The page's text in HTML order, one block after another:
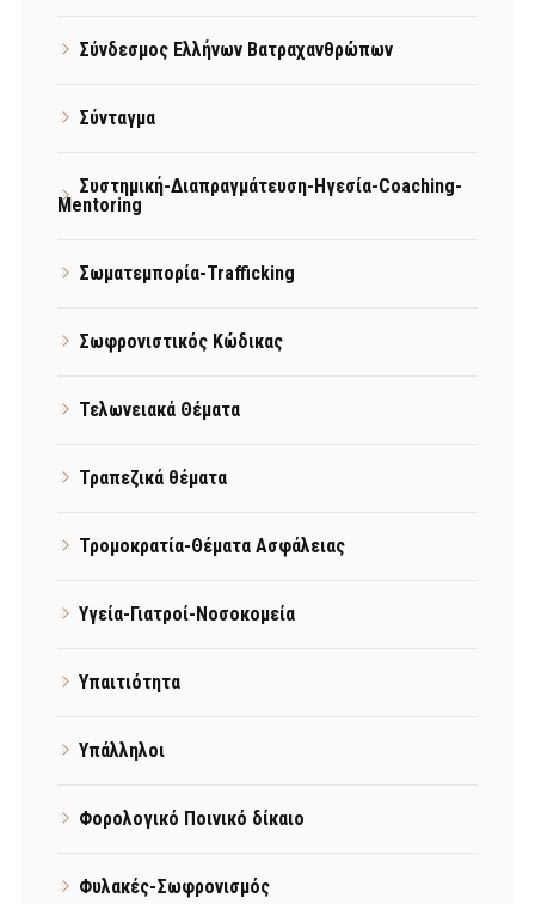
Σύνδεσμος Ελλήνων Βατραχανθρώπων
Σύνταγμα
Συστημική-Διαπραγμάτευση-Ηγεσία-Coaching-
Mentoring
Σωματεμπορία-Trafficking
Σωφρονιστικός Κώδικας
Τελωνειακά Θέματα
Τραπεζικά θέματα
Τρομοκρατία-Θέματα Ασφάλειας
Υγεία-Γιατροί-Νοσοκομεία
Υπαιτιότητα
Υπάλληλοι
Φορολογικό Ποινικό δίκαιο
Φυλακές-Σωφρονισμός